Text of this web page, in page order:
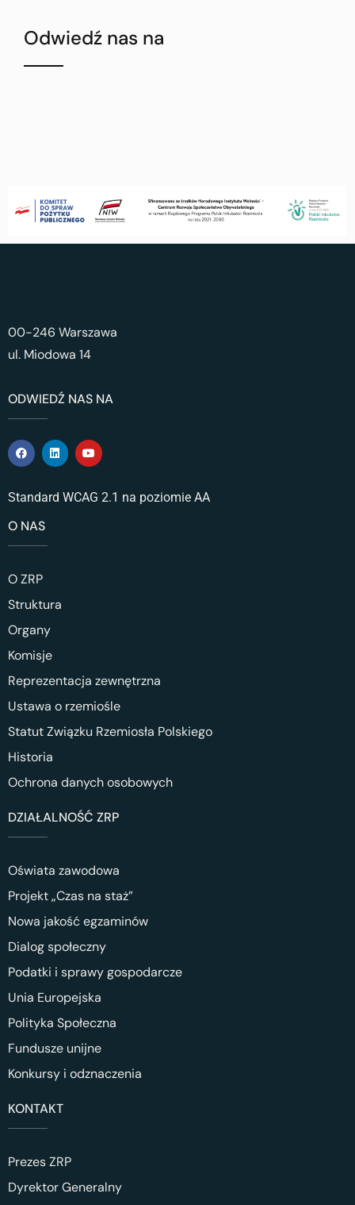
Odwiedź nas na
00-246 Warszawa
ul. Miodowa 14
ODWIEDŹ NAS NA
Standard WCAG 2.1 na poziomie AA
O NAS
O ZRP
Struktura
Organy
Komisje
Reprezentacja zewnętrzna
Ustawa o rzemiośle
Statut Związku Rzemiosła Polskiego
Historia
Ochrona danych osobowych
DZIAŁALNOŚĆ ZRP
Oświata zawodowa
Projekt „Czas na staż”
Nowa jakość egzaminów
Dialog społeczny
Podatki i sprawy gospodarcze
Unia Europejska
Polityka Społeczna
Fundusze unijne
Konkursy i odznaczenia
KONTAKT
Prezes ZRP
Dyrektor Generalny